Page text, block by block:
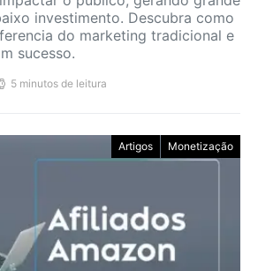
investimento. Descubra como
do marketing tradicional e
sucesso.
5 minutos de leitura
Artigos Monetização